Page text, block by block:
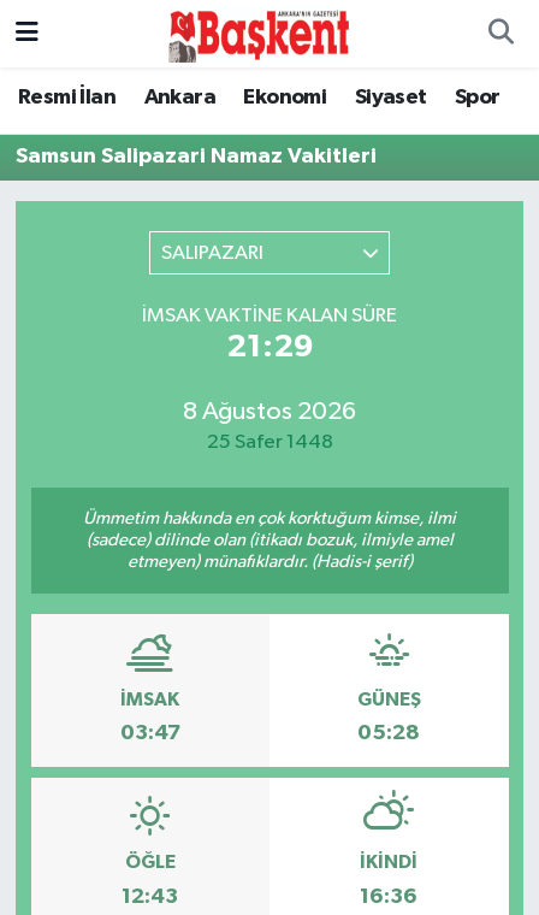
Resmi İlan Ankara Ekonomi Siyaset Spor
Samsun Salipazari Namaz Vakitleri
SALIPAZARI
İMSAK VAKTINE KALAN SÜRE
21:29
8 Ağustos 2026
25 Safer 1448
Ümmetim hakkında en çok korktuğum kimse, ilmi
(sadece) dilinde olan (itikadı bozuk, ilmiyle amel
etmeyen) münafıklardır. (Hadis-i şerif)
İMSAK
03:47
GÜNEŞ
05:28
ÖĞLE
12:43
İKINDI
16:36
Ankara
Asayiş
Gündem
Kültür-Sanat
Magazin
Özel Haber
Resmi İlan
Sağlık
Ankara Nöbetçi Eczaneler
Ankara Hava Durumu
Ankara Trafik Yoğunluk Haritası
Süper Lig Puan Durumu ve Fikstür
Tüm Manşetler
Haber Arşivi